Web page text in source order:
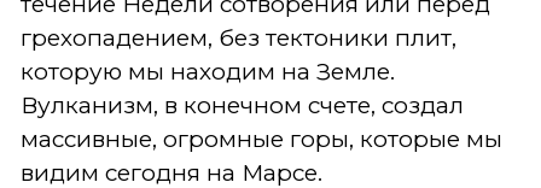
грехопадением, без тектоники плит,
которую мы находим на Земле.
Вулканизм, в конечном счете, создал
массивные, огромные горы, которые мы
видим сегодня на Марсе.